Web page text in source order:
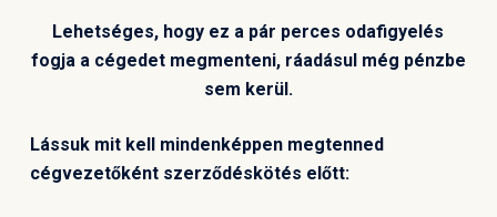
Lehetséges, hogy ez a pár perces odafigyelés
fogja a cégedet megmenteni, ráadásul még pénzbe
sem kerül.
Lássuk mit kell mindenképpen megtenned
cégvezetőként szerződéskötés előtt: